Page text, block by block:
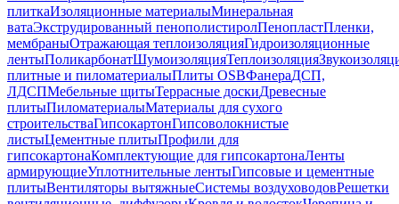
плиткаИзоляционные материалыМинеральная
ватаЭкструдированный пенополистиролПенопластПленки,
мембраныОтражающая теплоизоляцияГидроизоляционные
лентыПоликарбонатШумоизоляцияТеплоизоляция
плитные и пиломатериалыПлиты OSBФанераДСП,
ЛДСПМебельные щитыТеррасные доскиДревесные
плитыПиломатериалыМатериалы для сухого
строительстваГипсокартонГипсоволокнистые
листыЦементные плитыПрофили для
гипсокартонаКомплектующие для гипсокартонаЛенты
армирующиеУплотнительные лентыГипсовые и цементные
плитыВентиляторы вытяжныеСистемы воздуховодовРешетки